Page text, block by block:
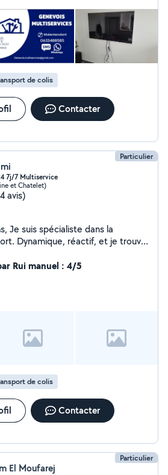
de colis
Contacter
Particulier
7j/7 Multiservice
et Chatelet)
avis)
Je suis spécialiste dans la
trouve
mes services n'hésitez pas à me
des demandes ou des questions
urgente vous pouvez m'appeler
Rui manuel : 4/5
de colis
Contacter
Particulier
El Moufarej